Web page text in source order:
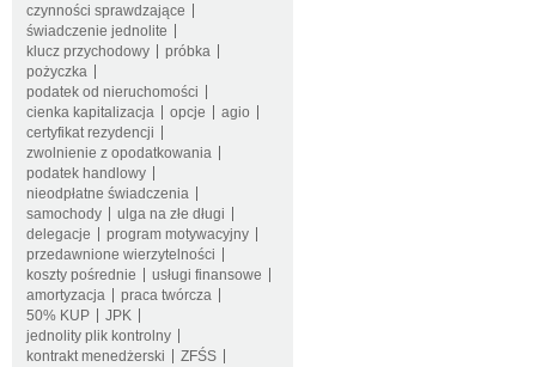
czynności sprawdzające
świadczenie jednolite
klucz przychodowy
próbka
pożyczka
podatek od nieruchomości
cienka kapitalizacja
opcje
agio
certyfikat rezydencji
zwolnienie z opodatkowania
podatek handlowy
nieodpłatne świadczenia
samochody
ulga na złe długi
delegacje
program motywacyjny
przedawnione wierzytelności
koszty pośrednie
usługi finansowe
amortyzacja
praca twórcza
50% KUP
JPK
jednolity plik kontrolny
kontrakt menedżerski
ZFŚS